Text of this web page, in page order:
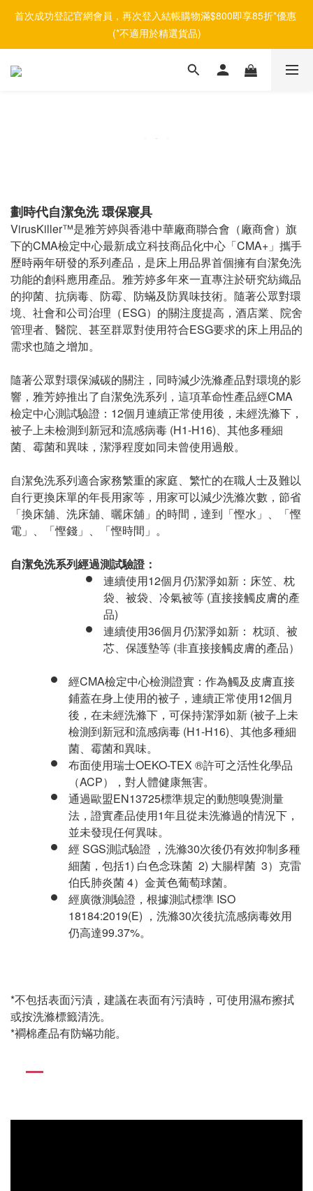
首次成功登記官網會員，再次登入結帳購物滿$800即享85折*優惠
(*不適用於精選貨品)
劃時代自潔免洗 環保寢具
VirusKiller™是雅芳婷與香港中華廠商聯合會（廠商會）旗
下的CMA檢定中心最新成立科技商品化中心「CMA+ 」攜手
歷時兩年研發的系列產品，是床上用品界首個擁有自潔免洗
功能的創科應用產品。雅芳婷多年來一直專注於研究紡織品
的抑菌、抗病毒、防霉、防蟎及防異味技術。隨著公眾對環
境、社會和公司治理（ESG）的關注度提高，酒店業、院舍
管理者、醫院、甚至群眾對使用符合ESG要求的床上用品的
需求也隨之增加。
隨著公眾對環保減碳的關注 ，同時減少洗滌產品對環境的影
響， 雅芳婷推出了自潔免洗系列，這項革命性產品經CMA
檢定中心測試驗證： 12個月連續正常使用後，未經洗滌下，
被子上未檢測到新冠和流感病毒 (H1-H16)、其他多種細
菌、霉菌和異味，潔淨程度如同未曾使用過般。
自潔免洗系列適合家務繁重的家庭、繁忙的在職人士及難以
自行更換床單的年長用家等，用家可以減少洗滌次數，節省
「換床舖、洗床舖、曬床舖」的時間，達到「慳水」、「慳
電」、「慳錢」、「慳時間」。
自潔免洗系列經過測試驗證：
連續使用12個月仍潔淨如新 ：床笠、枕
袋、被袋、冷氣被等 (直接接觸皮膚的產
品)
連續使用36個月仍潔淨如新 ： 枕頭、被
芯、保護墊等 (非直接接觸皮膚的產品）
經CMA檢定中心檢測證實：作為觸及皮膚直接
鋪蓋在身上使用的被子，連續正常使用12個月
後，在未經洗滌下，可保持潔淨如新 (被子上未
檢測到新冠和流感病毒 (H1-H16)、其他多種細
菌、霉菌和異味。
布面使用瑞士OEKO-TEX ®許可之活性化學品
（ACP），對人體健康無害。
通過歐盟EN13725標準規定的動態嗅覺測量
法，證實產品使用1年且從未洗滌過的情況下，
並未發現任何異味。
經 SGS測試驗證 ，洗滌30次後仍有效抑制多種
細菌，包括1) 白色念珠菌 2) 大腸桿菌 3）克雷
伯氏肺炎菌4）金黃色葡萄球菌。
經廣微測驗證，根據測試標準 ISO
18184:2019(E) ，洗滌30次後抗流感病毒效用
仍高達99.37%。
*不包括表面污漬，建議在表面有污漬時，可使用濕布擦拭
或按洗滌標籤清洗。
*襇棉產品有防蟎功能。